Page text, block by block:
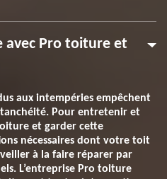
avec Pro toiture et
aux intempéries empêchent
Pour entretenir et
et garder cette
nécessaires dont votre toit
à la faire réparer par
L’entreprise Pro toiture